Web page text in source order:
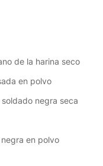
de la harina seco
en polvo
negra seca
en polvo